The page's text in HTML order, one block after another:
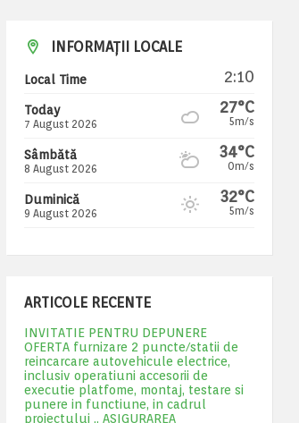
INFORMAȚII LOCALE
Local Time 2:10
Today
7 August 2026
27°C
5m/s
Sâmbătă
8 August 2026
34°C
0m/s
Duminică
9 August 2026
32°C
5m/s
ARTICOLE RECENTE
INVITATIE PENTRU DEPUNERE
OFERTA furnizare 2 puncte/statii de
reincarcare autovehicule electrice,
inclusiv operatiuni accesorii de
executie platfome, montaj, testare si
punere in functiune, in cadrul
proiectului „ ASIGURAREA